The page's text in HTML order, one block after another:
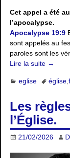
Cet appel a été
l’apocalypse.
Apocalypse 19:9
sont appelés au
paroles sont les
Lire la suite →
eglise église,
Les
l’Église.
21/02/2026